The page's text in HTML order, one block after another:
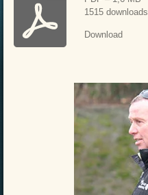
1515 downloads
Download